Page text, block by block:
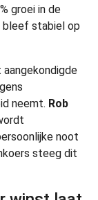
groei in de
stabiel op
neemt. Rob
noot
steeg dit